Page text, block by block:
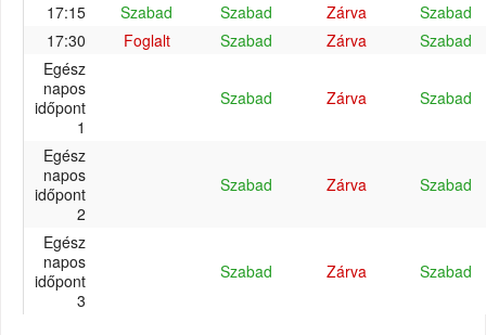
17:15
Szabad Szabad Zárva
Szabad
17:30
Foglalt Szabad Zárva
Szabad
Egész
napos
időpont
1
Szabad Zárva Szabad
Egész
napos
időpont
2
Szabad Zárva Szabad
Egész
napos
időpont
3
Szabad Zárva Szabad